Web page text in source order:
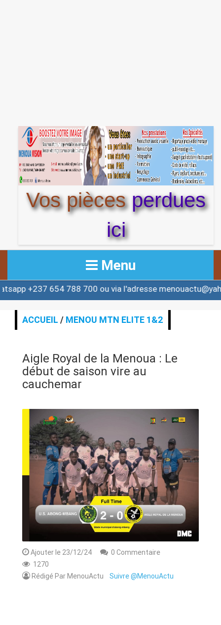
Vos piècesperdues
ici
Menu
ACCUEIL
ACTUALITE
ALERTE
ANNONCE
ART & CULTURE & TRADITION
ASSAINISSEMENT
BREAKING-NEWS
CAMEROUN
PLUS
654 788 700 ou via l'adresse menouactu@yahoo.com
ACCUEIL / MENOU MTN ELITE 1&2
Aigle Royal de la Menoua : Le
début de saison vire au
cauchemar
Ajouter le 23/12/24
0 Commentaire
1270
Rédigé Par MenouActu Suivre @MenouActu